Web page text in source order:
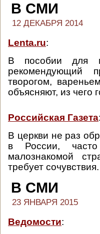
В СМИ
12 ДЕКАБРЯ 2014
Lenta.ru:
В пособии для
рекомендующий
творогом,
объясняют, из чего
Российская Газета:
В церкви не раз
в России,
малознакомой
требует сочувствия.
В СМИ
23 ЯНВАРЯ 2015
Ведомости: